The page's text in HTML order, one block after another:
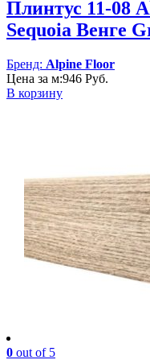
Плинтус 11-08
Sequoia Венге
Бренд: Alpine Floor
Цена за м:946 Руб.
В корзину
0 out of 5